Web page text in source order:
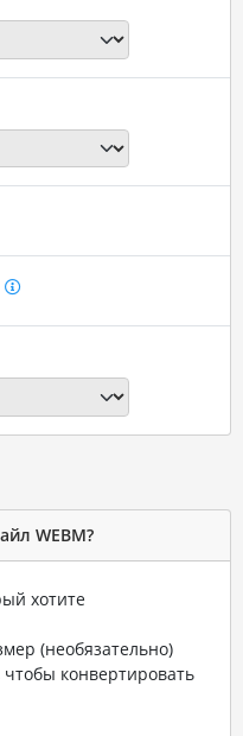
WEBM?
хотите
(необязательно)
конвертировать